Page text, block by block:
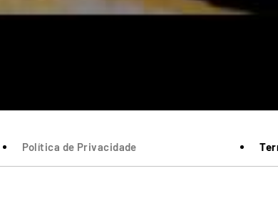
Política de Privacidade